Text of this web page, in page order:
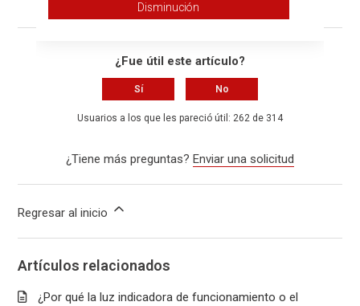
¿Fue útil este artículo?
Sí No
Usuarios a los que les pareció útil: 262 de 314
¿Tiene más preguntas? Enviar una solicitud
Regresar al inicio
Artículos relacionados
¿Por qué la luz indicadora de funcionamiento o el
Disminución